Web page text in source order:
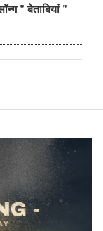
" बेताबियां "